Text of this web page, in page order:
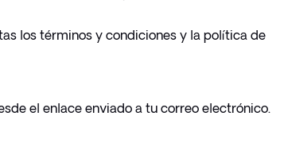
los términos y condiciones y la política de
el enlace enviado a tu correo electrónico.